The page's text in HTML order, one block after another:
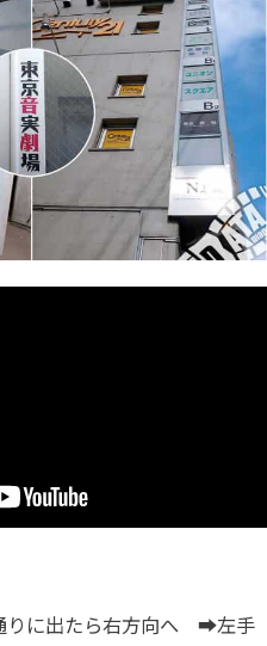
に出たら右方向へ ➡左手